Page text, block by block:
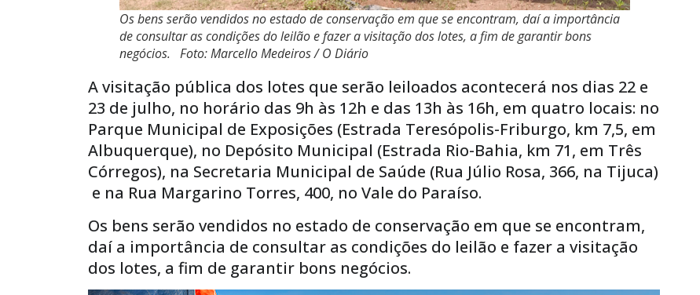
Os bens serão vendidos no estado de conservação em que se encontram, daí a importância
de consultar as condições do leilão e fazer a visitação dos lotes, a fim de garantir bons
negócios. Foto: Marcello Medeiros / O Diário
A visitação pública dos lotes que serão leiloados acontecerá nos dias 22 e
23 de julho, no horário das 9h às 12h e das 13h às 16h, em quatro locais: no
Parque Municipal de Exposições (Estrada Teresópolis-Friburgo, km 7,5, em
Albuquerque), no Depósito Municipal (Estrada Rio-Bahia, km 71, em Três
Córregos), na Secretaria Municipal de Saúde (Rua Júlio Rosa, 366, na Tijuca)
e na Rua Margarino Torres, 400, no Vale do Paraíso.
Os bens serão vendidos no estado de conservação em que se encontram,
daí a importância de consultar as condições do leilão e fazer a visitação
dos lotes, a fim de garantir bons negócios.